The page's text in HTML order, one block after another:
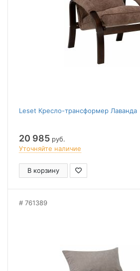
Leset Кресло-трансформер Лаванда
20 985 руб.
Уточняйте наличие
В корзину
761389